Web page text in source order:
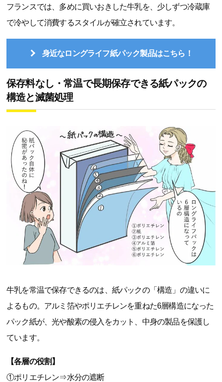
フランスでは、多めに買いおきした牛乳を、少しずつ冷蔵庫
で冷やして消費するスタイルが確立されています。
身近なロングライフ紙パック製品はこちら！
保存料なし・常温で長期保存できる紙パックの
構造と滅菌処理
牛乳を常温で保存できるのは、紙パックの「構造」の違いに
よるもの。アルミ箔やポリエチレンを重ねた6層構造になった
パック紙が、光や酸素の侵入をカット、中身の製品を保護し
ています。
【各層の役割】
①ポリエチレン⇒水分の遮断